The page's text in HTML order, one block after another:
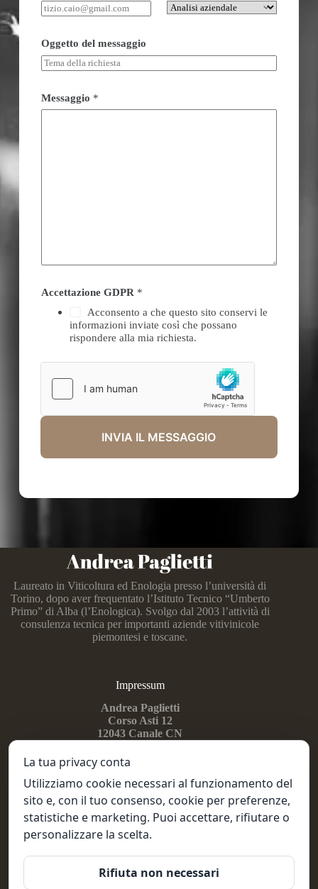
Oggetto del messaggio
Messaggio *
Accettazione GDPR *
Acconsento a che questo sito conservi le
informazioni inviate così che possano
rispondere alla mia richiesta.
INVIA IL MESSAGGIO
Laureato in Viticoltura ed Enologia presso l’università di
Torino, dopo aver frequentato l’Istituto Tecnico “Umberto
Primo” di Alba (l’Enologica). Svolgo dal 2003 l’attività di
consulenza tecnica per importanti aziende vitivinicole
piemontesi e toscane.
Impressum
Andrea Paglietti
Corso Asti 12
12043 Canale CN
IT02918320041
Seguimi su...
Instragram
Facebook
La tua privacy conta
Utilizziamo cookie necessari al funzionamento del
sito e, con il tuo consenso, cookie per preferenze,
statistiche e marketing. Puoi accettare, rifiutare o
personalizzare la scelta.
Rifiuta non necessari